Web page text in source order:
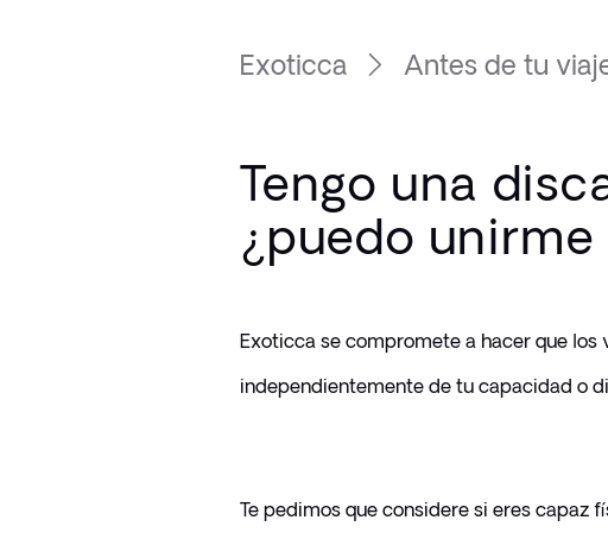
Exoticca Antes de tu
Tengo una
¿puedo
Exoticca se compromete a hacer que
independientemente de tu capacidad o
Te pedimos que considere si eres capaz